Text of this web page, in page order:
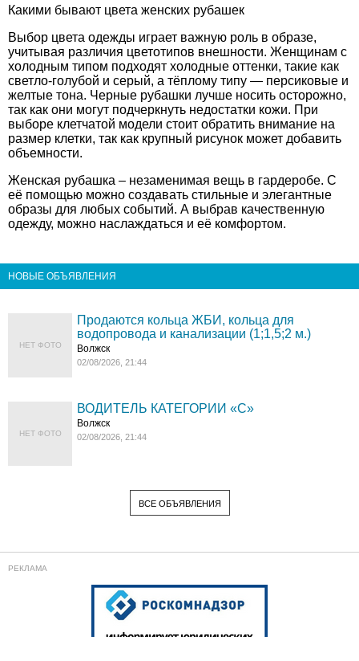
Какими бывают цвета женских рубашек
Выбор цвета одежды играет важную роль в образе,
учитывая различия цветотипов внешности. Женщинам с
холодным типом подходят холодные оттенки, такие как
светло-голубой и серый, а тёплому типу — персиковые и
желтые тона. Черные рубашки лучше носить осторожно,
так как они могут подчеркнуть недостатки кожи. При
выборе клетчатой модели стоит обратить внимание на
размер клетки, так как крупный рисунок может добавить
объемности.
Женская рубашка – незаменимая вещь в гардеробе. С
её помощью можно создавать стильные и элегантные
образы для любых событий. А выбрав качественную
одежду, можно наслаждаться и её комфортом.
НОВЫЕ ОБЪЯВЛЕНИЯ
НЕТ ФОТО
Продаются кольца ЖБИ, кольца для
водопровода и канализации (1;1,5;2 м.)
Волжск
02/08/2026, 21:44
НЕТ ФОТО
ВОДИТЕЛЬ КАТЕГОРИИ «C»
Волжск
02/08/2026, 21:44
ВСЕ ОБЪЯВЛЕНИЯ